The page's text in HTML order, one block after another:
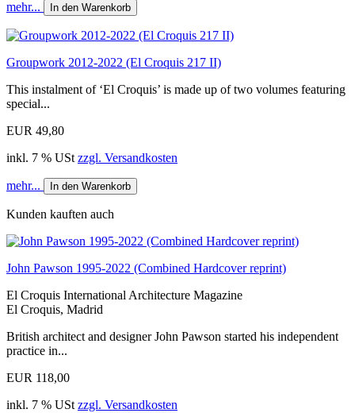
mehr... In den Warenkorb
Groupwork 2012-2022 (El Croquis 217 II)
This instalment of ‘El Croquis’ is made up of two volumes featuring
special...
EUR 49,80
inkl. 7 % USt zzgl. Versandkosten
mehr... In den Warenkorb
Kunden kauften auch
John Pawson 1995-2022 (Combined Hardcover reprint)
El Croquis International Architecture Magazine
El Croquis, Madrid
British architect and designer John Pawson started his independent
practice in...
EUR 118,00
inkl. 7 % USt zzgl. Versandkosten